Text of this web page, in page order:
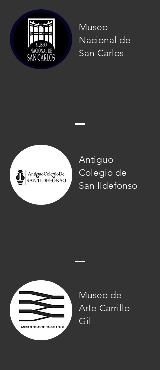
Museo
Nacional de
San Carlos
Antiguo
Colegio de
San Ildefonso
Museo de
Arte Carrillo
Gil